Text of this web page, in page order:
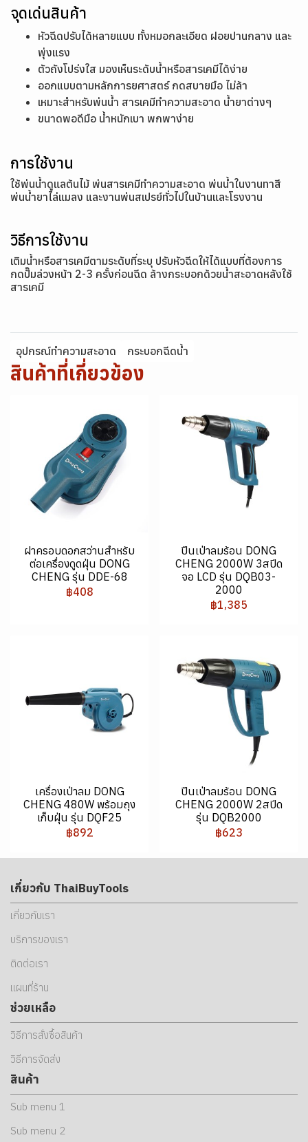
จุดเด่นสินค้า
หัวฉีดปรับได้หลายแบบ ทั้งหมอกละเอียด ฝอยปานกลาง และ
พุ่งแรง
ตัวถังโปร่งใส มองเห็นระดับน้ำหรือสารเคมีได้ง่าย
ออกแบบตามหลักการยศาสตร์ กดสบายมือ ไม่ล้า
เหมาะสำหรับพ่นน้ำ สารเคมีทำความสะอาด น้ำยาต่างๆ
ขนาดพอดีมือ น้ำหนักเบา พกพาง่าย
การใช้งาน
ใช้พ่นน้ำดูแลต้นไม้ พ่นสารเคมีทำความสะอาด พ่นน้ำในงานทาสี
พ่นน้ำยาไล่แมลง และงานพ่นสเปรย์ทั่วไปในบ้านและโรงงาน
วิธีการใช้งาน
เติมน้ำหรือสารเคมีตามระดับที่ระบุ ปรับหัวฉีดให้ได้แบบที่ต้องการ
กดปั๊มล่วงหน้า 2-3 ครั้งก่อนฉีด ล้างกระบอกด้วยน้ำสะอาดหลังใช้
สารเคมี
อุปกรณ์ทำความสะอาด กระบอกฉีดน้ำ
สินค้าที่เกี่ยวข้อง
ฝาครอบดอกสว่านสำหรับ
ต่อเครื่องดูดฝุ่น DONG
CHENG รุ่น DDE-68
฿408
ปืนเป่าลมร้อน DONG
CHENG 2000W 3สปีด
จอ LCD รุ่น DQB03-
2000
฿1,385
เครื่องเป่าลม DONG
CHENG 480W พร้อมถุง
เก็บฝุ่น รุ่น DQF25
฿892
ปืนเป่าลมร้อน DONG
CHENG 2000W 2สปีด
รุ่น DQB2000
฿623
เกี่ยวกับ ThaiBuyTools
เกี่ยวกับเรา
บริการของเรา
ติดต่อเรา
แผนที่ร้าน
ช่วยเหลือ
วิธีการสั่งซื้อสินค้า
วิธีการจัดส่ง
สินค้า
Sub menu 1
Sub menu 2